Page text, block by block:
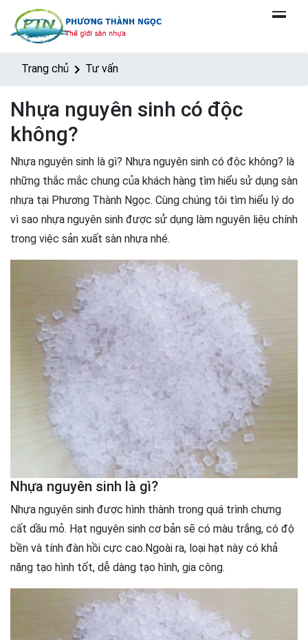
Trang chủ Tư vấn
Nhựa nguyên sinh có độc
không?
Nhựa nguyên sinh là gì? Nhựa nguyên sinh có độc không? là
những thắc mắc chung của khách hàng tìm hiểu sử dụng sàn
nhựa tại Phương Thành Ngọc. Cùng chúng tôi tìm hiểu lý do
vì sao nhựa nguyên sinh được sử dụng làm nguyên liệu chính
trong việc sản xuất sàn nhựa nhé.
Nhựa nguyên sinh là gì?
Nhựa nguyên sinh được hình thành trong quá trình chưng
cất dầu mỏ. Hạt nguyên sinh cơ bản sẽ có màu trắng, có độ
bền và tính đàn hồi cực cao.Ngoài ra, loại hạt này có khả
năng tạo hình tốt, dễ dàng tạo hình, gia công.